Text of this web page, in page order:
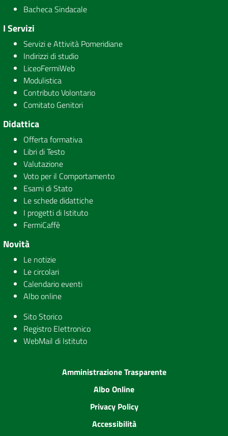
Bacheca Sindacale
I Servizi
Servizi e Attività Pomeridiane
Indirizzi di studio
LiceoFermiWeb
Modulistica
Contributo Volontario
Comitato Genitori
Didattica
Offerta formativa
Libri di Testo
Valutazione
Voto per il Comportamento
Esami di Stato
Le schede didattiche
I progetti di Istituto
FermiCaffè
Novità
Le notizie
Le circolari
Calendario eventi
Albo online
Sito Storico
Registro Elettronico
WebMail di Istituto
Amministrazione Trasparente
Albo Online
Privacy Policy
Accessibilità